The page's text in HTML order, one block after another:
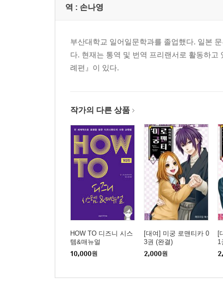
역 : 손나영
부산대학교 일어일문학과를 졸업했다. 일본
다. 현재는 통역 및 번역 프리랜서로 활동하
례편』이 있다.
작가의 다른 상품
HOW TO 디즈니 시스
템&매뉴얼
10,000원
[대여] 미궁 로맨티카 0
3권 (완결)
2,000원
[
1